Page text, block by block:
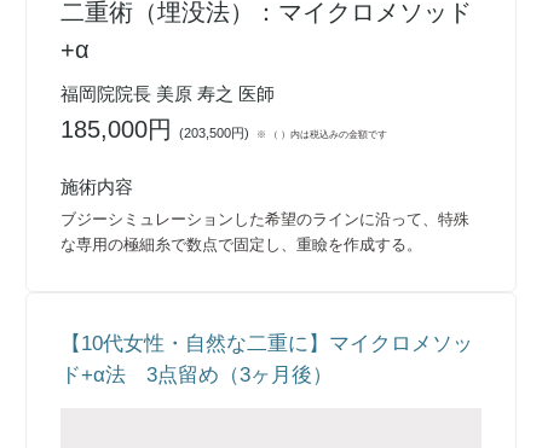
二重術（埋没法）：マイクロメソッド
+α
福岡院院長 美原 寿之 医師
185,000円(203,500円) ※ （ ）内は税込みの金額です
施術内容
ブジーシミュレーションした希望のラインに沿って、特殊
な専用の極細糸で数点で固定し、重瞼を作成する。
【10代女性・自然な二重に】マイクロメソッ
ド+α法 3点留め（3ヶ月後）